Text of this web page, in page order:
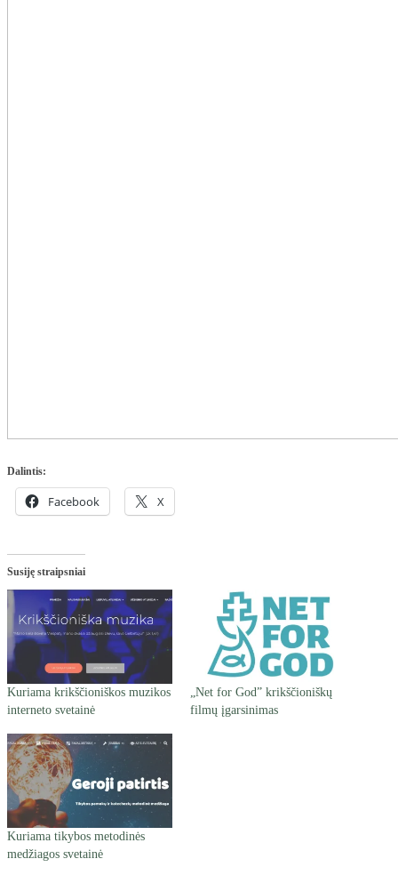
Dalintis:
Facebook X
Susiję straipsniai
Kuriama krikščioniškos muzikos
interneto svetainė
„Net for God” krikščioniškų
filmų įgarsinimas
Kuriama tikybos metodinės
medžiagos svetainė